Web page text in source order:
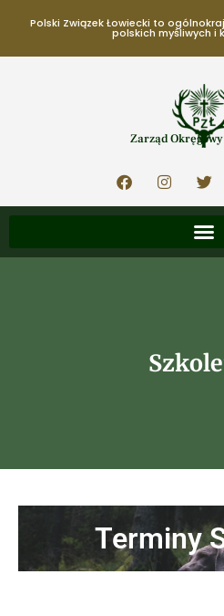
Polski Związek Łowiecki to
polskich myśliwych i
Zarząd Okręgowy
Terminy